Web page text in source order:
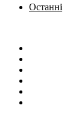
Останні